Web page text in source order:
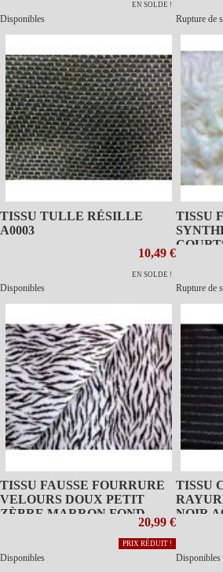
EN SOLDE !
Disponibles Rupture de
TISSU TULLE RÉSILLE
A0003
10,49 €
EN SOLDE !
Disponibles
TISSU
CASSE
Rupture de
TISSU FAUSSE FOURRURE
VELOURS DOUX PETIT
ZÈBRE MARRON FOND
20,99 €
PRIX RÉDUIT !
Disponibles
TISSU
NOIR
Disponibles